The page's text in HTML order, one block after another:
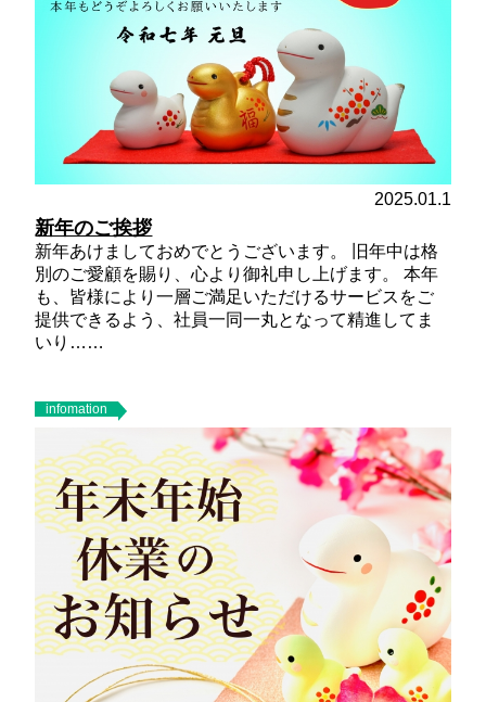
2025.01.1
新年のご挨拶
新年あけましておめでとうございます。 旧年中は格
別のご愛顧を賜り、心より御礼申し上げます。 本年
も、皆様により一層ご満足いただけるサービスをご
提供できるよう、社員一同一丸となって精進してま
いり……
infomation